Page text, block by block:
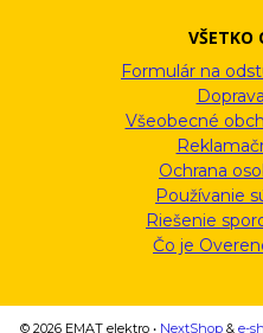
VŠETKO
Formulár na
Všeobecné
Ochrana
Používanie
Riešenie
Čo je
© 2026 EMAT elektro • NextShop & e-